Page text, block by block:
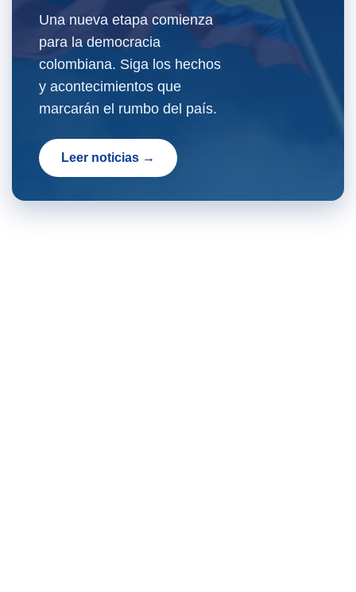
Una nueva etapa comienza
para la democracia
colombiana. Siga los hechos
y acontecimientos que
marcarán el rumbo del país.
Leer noticias →